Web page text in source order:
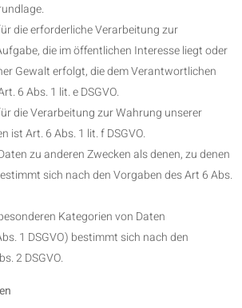
die erforderliche Verarbeitung zur
die im öffentlichen Interesse liegt oder
Gewalt erfolgt, die dem Verantwortlichen
6 Abs. 1 lit. e DSGVO.
die Verarbeitung zur Wahrung unserer
ist Art. 6 Abs. 1 lit. f DSGVO.
zu anderen Zwecken als denen, zu denen
sich nach den Vorgaben des Art 6 Abs.
Kategorien von Daten
1 DSGVO) bestimmt sich nach den
2 DSGVO.